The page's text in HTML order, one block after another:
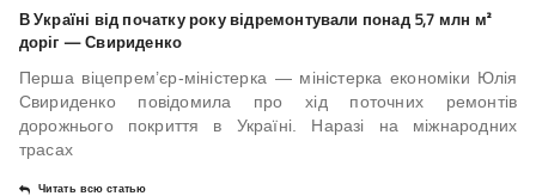
В Україні від початку року відремонтували понад 5,7 млн м²
доріг — Свириденко
Перша віцепрем’єр-міністерка — міністерка економіки Юлія
Свириденко повідомила про хід поточних ремонтів
дорожнього покриття в Україні. Наразі на міжнародних
трасах
Читать всю статью